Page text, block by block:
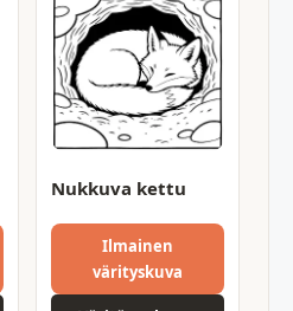
Nukkuva kettu
Ilmainen
värityskuva